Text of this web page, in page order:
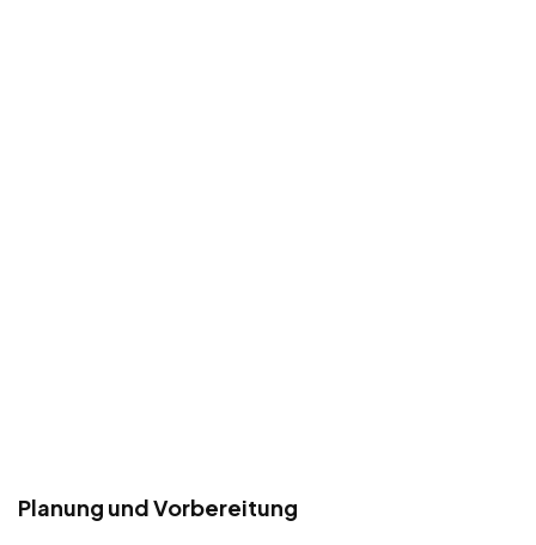
Planung und Vorbereitung